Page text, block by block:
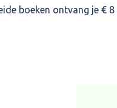
boeken ontvang je € 8